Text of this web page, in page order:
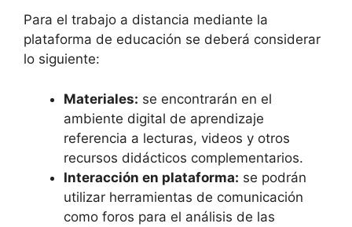
Para el trabajo a distancia mediante la
plataforma de educación se deberá considerar
lo siguiente:
Materiales: se encontrarán en el
ambiente digital de aprendizaje
referencia a lecturas, videos y otros
recursos didácticos complementarios.
Interacción en plataforma: se podrán
utilizar herramientas de comunicación
como foros para el análisis de las